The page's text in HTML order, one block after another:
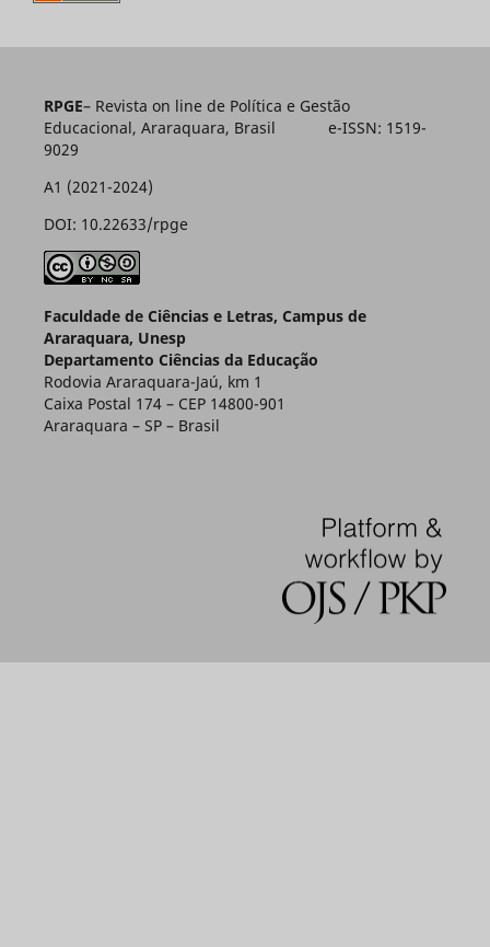
RPGE– Revista on line de Política e Gestão
Educacional, Araraquara, Brasil e-ISSN: 1519-
9029
A1 (2021-2024)
DOI: 10.22633/rpge
Faculdade de Ciências e Letras, Campus de
Araraquara, Unesp
Departamento Ciências da Educação
Rodovia Araraquara-Jaú, km 1
Caixa Postal 174 – CEP 14800-901
Araraquara – SP – Brasil